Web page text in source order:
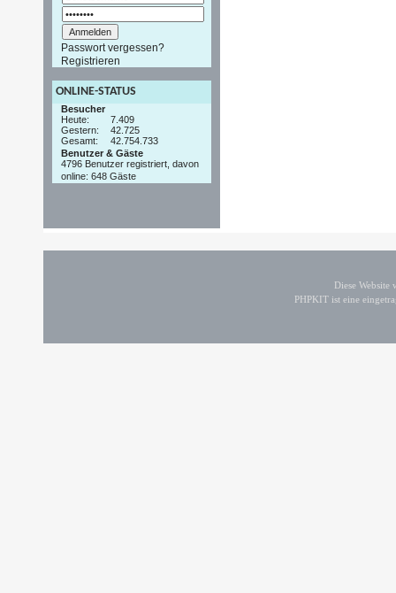
Passwort vergessen?
Registrieren
ONLINE-STATUS
Besucher
Heute:
7.409
Gestern:
42.725
Gesamt:
42.754.733
Benutzer & Gäste
4796 Benutzer registriert, davon
online: 648 Gäste
Diese
PHPKIT ist eine